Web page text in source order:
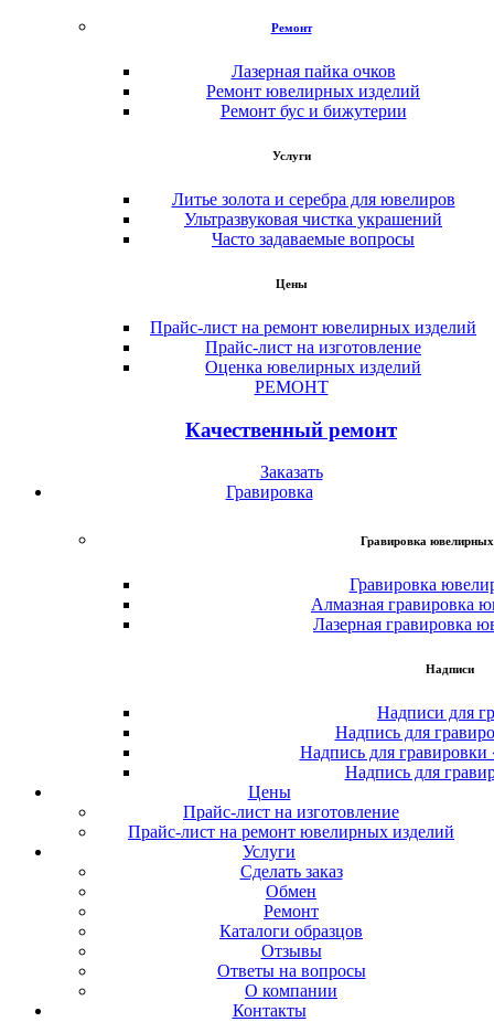
Ремонт
Лазерная пайка очков
Ремонт ювелирных изделий
Ремонт бус и бижутерии
Услуги
Литье золота и серебра для ювелиров
Ультразвуковая чистка украшений
Часто задаваемые вопросы
Цены
Прайс-лист на ремонт ювелирных изделий
Прайс-лист на изготовление
Оценка ювелирных изделий
РЕМОНТ
Качественный ремонт
Заказать
Гравировка
Гравировка ювелирных
Гравировка
Алмазная гравировка
Лазерная гравировка
Надписи
Надписи для
Надпись для
Надпись для
Надпись для
Цены
Прайс-лист на изготовление
Прайс-лист на ремонт ювелирных изделий
Услуги
Сделать заказ
Обмен
Ремонт
Каталоги образцов
Отзывы
Ответы на вопросы
О компании
Контакты